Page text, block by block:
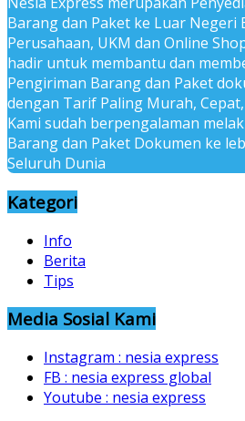
Barang dan Paket ke Luar Negeri
Perusahaan, UKM dan Online
hadir untuk membantu dan
Pengiriman Barang dan Paket
dengan Tarif Paling Murah,
Kami sudah berpengalaman
Barang dan Paket Dokumen ke
Seluruh Dunia
Kategori
Info
Berita
Tips
Media Sosial Kami
Instagram : nesia express
FB : nesia express global
Youtube : nesia express